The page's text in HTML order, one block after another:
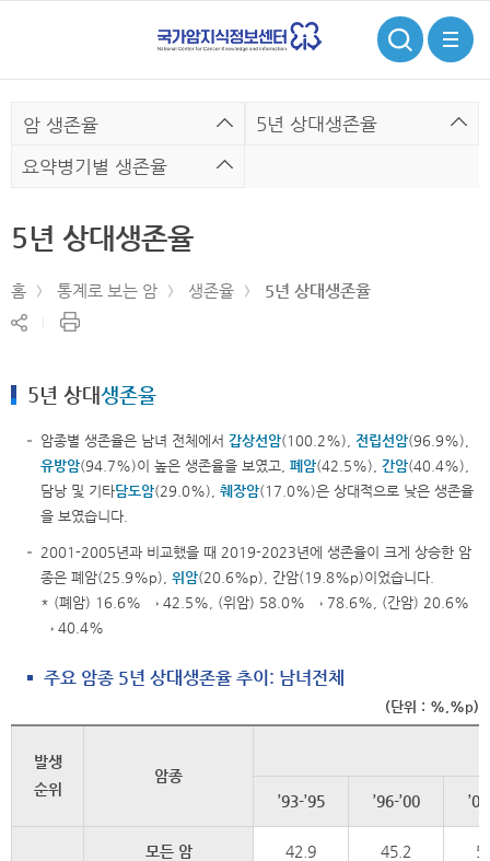
검
색
전
체
메
뉴
암 생존율
5년 상대생존율
요약병기별 생존율
5년 상대생존율
홈 통계로 보는 암 생존율 5년 상대생존율
공
기
현
지
쇄
5년 상대생존율
암종별 생존율은 남녀 전체에서 갑상선암(100.2%), 전립선암(96.9%),
유방암(94.7%)이 높은 생존율을 보였고, 폐암(42.5%), 간암(40.4%),
담낭 및 기타담도암(29.0%), 췌장암(17.0%)은 상대적으로 낮은 생존율
을 보였습니다.
2001-2005년과 비교했을 때 2019-2023년에 생존율이 크게 상승한 암
종은 폐암(25.9%p), 위암(20.6%p), 간암(19.8%p)이었습니다.
* (폐암) 16.6% → 42.5%, (위암) 58.0% → 78.6%, (간암) 20.6%
→ 40.4%
주요 암종 5년 상대생존율 추이: 남녀전체
(단위 : %,%p)
발생
순위
암종
’93-’95
’96-’00
모든 암 42.9 45.2